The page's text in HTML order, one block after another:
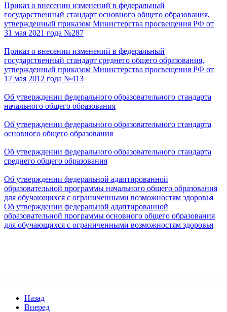
Приказ о внесении изменений в федеральный
государственный стандарт основного общего образования,
утвержденный приказом Министерства просвещения РФ от
31 мая 2021 года №287
Приказ о внесении изменений в федеральный
государственный стандарт среднего общего образования,
утвержденный приказом Министерства просвещения РФ от
17 мая 2012 года №413
Об утверждении федерального образовательного стандарта
начального общего образования
Об утверждении федерального образовательного стандарта
основного общего образования
Об утверждении федерального образовательного стандарта
среднего общего образования
Об утверждении федеральной адаптированной
образовательной программы начального общего образования
для обучающихся с ограниченными возможностям здоровья
Об утверждении федеральной адаптированной
образовательной программы основного общего образования
для обучающихся с ограниченными возможностям здоровья
Назад
Вперед